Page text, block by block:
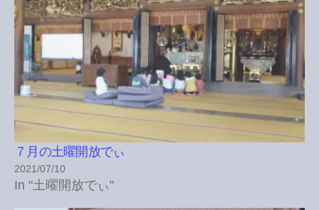
７月の土曜開放でぃ
2021/07/10
In "土曜開放でぃ"